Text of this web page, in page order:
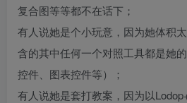
复合图等等都不在话下；
有人说她是个小玩意，因为她体积
含的其中任何一个对照工具都是她
控件、图表控件等）；
有人说她是套打教案，因为以